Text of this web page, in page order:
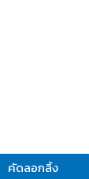
คัดลอกลิ้ง